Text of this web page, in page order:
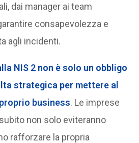
dai manager ai team
consapevolezza e
agli incidenti.
NIS 2 non è solo un obbligo
strategica per mettere al
business. Le imprese
non solo eviteranno
rafforzare la propria